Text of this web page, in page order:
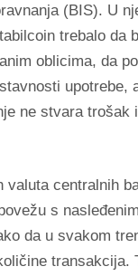
(BIS). U
trebalo da
oblicima, da
upotrebe,
ne stvara trošak
valuta centralnih
s
da u svakom
transakcija.